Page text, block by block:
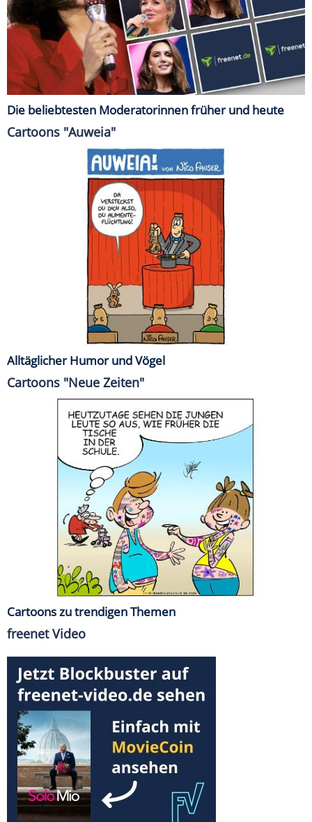
Die beliebtesten Moderatorinnen früher und heute
Cartoons "Auweia"
Alltäglicher Humor und Vögel
Cartoons "Neue Zeiten"
Cartoons zu trendigen Themen
freenet Video